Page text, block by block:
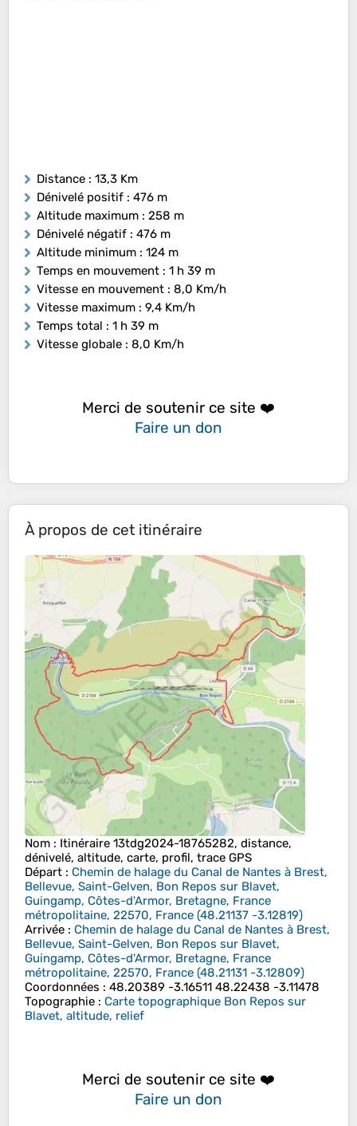
Distance : 13,3 Km
Dénivelé positif : 476 m
Altitude maximum : 258 m
Dénivelé négatif : 476 m
Altitude minimum : 124 m
Temps en mouvement : 1 h 39 m
Vitesse en mouvement : 8,0 Km/h
Vitesse maximum : 9,4 Km/h
Temps total : 1 h 39 m
Vitesse globale : 8,0 Km/h
Merci de soutenir ce site ❤️
Faire un don
À propos de cet itinéraire
Nom : Itinéraire 13tdg2024-18765282, distance,
dénivelé, altitude, carte, profil, trace GPS
Départ : Chemin de halage du Canal de Nantes à Brest,
Bellevue, Saint-Gelven, Bon Repos sur Blavet,
Guingamp, Côtes-d'Armor, Bretagne, France
métropolitaine, 22570, France (48.21137 -3.12819)
Arrivée : Chemin de halage du Canal de Nantes à Brest,
Bellevue, Saint-Gelven, Bon Repos sur Blavet,
Guingamp, Côtes-d'Armor, Bretagne, France
métropolitaine, 22570, France (48.21131 -3.12809)
Coordonnées : 48.20389 -3.16511 48.22438 -3.11478
Topographie : Carte topographique Bon Repos sur
Blavet, altitude, relief
Merci de soutenir ce site ❤️
Faire un don